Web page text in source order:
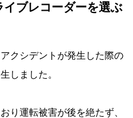
ブレコーダーを選ぶ
クシデントが発生した際の
しました。
り運転被害が後を絶たず、